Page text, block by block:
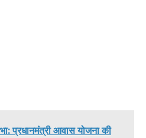
प्रधानमंत्री आवास योजना की